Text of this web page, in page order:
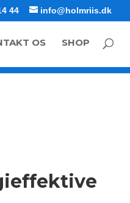
44 info@holmriis.dk
OS SHOP